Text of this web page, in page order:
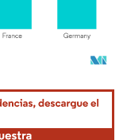
según CC BY 4.0.